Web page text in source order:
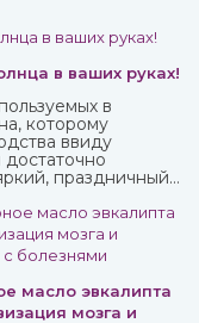
в ваших руках!
в
которому
ввиду
праздничный
масло эвкалипта
мозга и